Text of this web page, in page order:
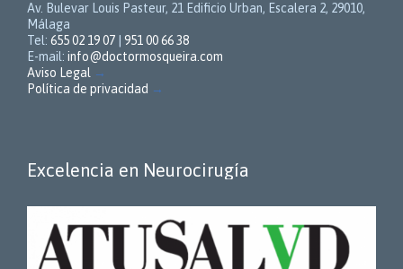
Av. Bulevar Louis Pasteur, 21 Edificio Urban, Escalera 2, 29010,
Málaga
Tel: 655 02 19 07
951 00 66 38
E-mail: info@doctormosqueira.com
Aviso Legal →
Política de privacidad →
Excelencia en Neurocirugía